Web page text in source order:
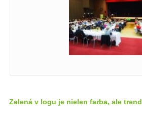
Zelená v logu je nielen farba, ale trend